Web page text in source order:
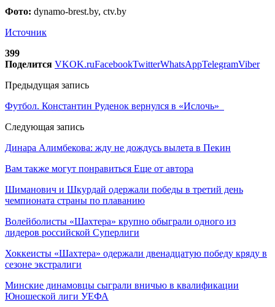
Фото: dynamo-brest.by, ctv.by
Источник
399
Поделится VKOK.ruFacebookTwitterWhatsAppTelegramViber
Предыдущая запись
Футбол. Константин Руденок вернулся в «Ислочь»
Следующая запись
Динара Алимбекова: жду не дождусь вылета в Пекин
Вам также могут понравиться Еще от автора
Шиманович и Шкурдай одержали победы в третий день
чемпионата страны по плаванию
Волейболисты «Шахтера» крупно обыграли одного из
лидеров российской Суперлиги
Хоккеисты «Шахтера» одержали двенадцатую победу кряду в
сезоне экстралиги
Минские динамовцы сыграли вничью в квалификации
Юношеской лиги УЕФА